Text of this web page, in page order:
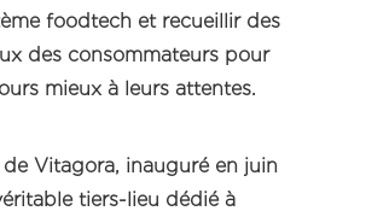
foodtech et recueillir des
des consommateurs pour
mieux à leurs attentes.
Vitagora, inauguré en juin
tiers-lieu dédié à